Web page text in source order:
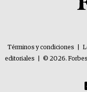
Términos y condiciones
editoriales
© 2026.